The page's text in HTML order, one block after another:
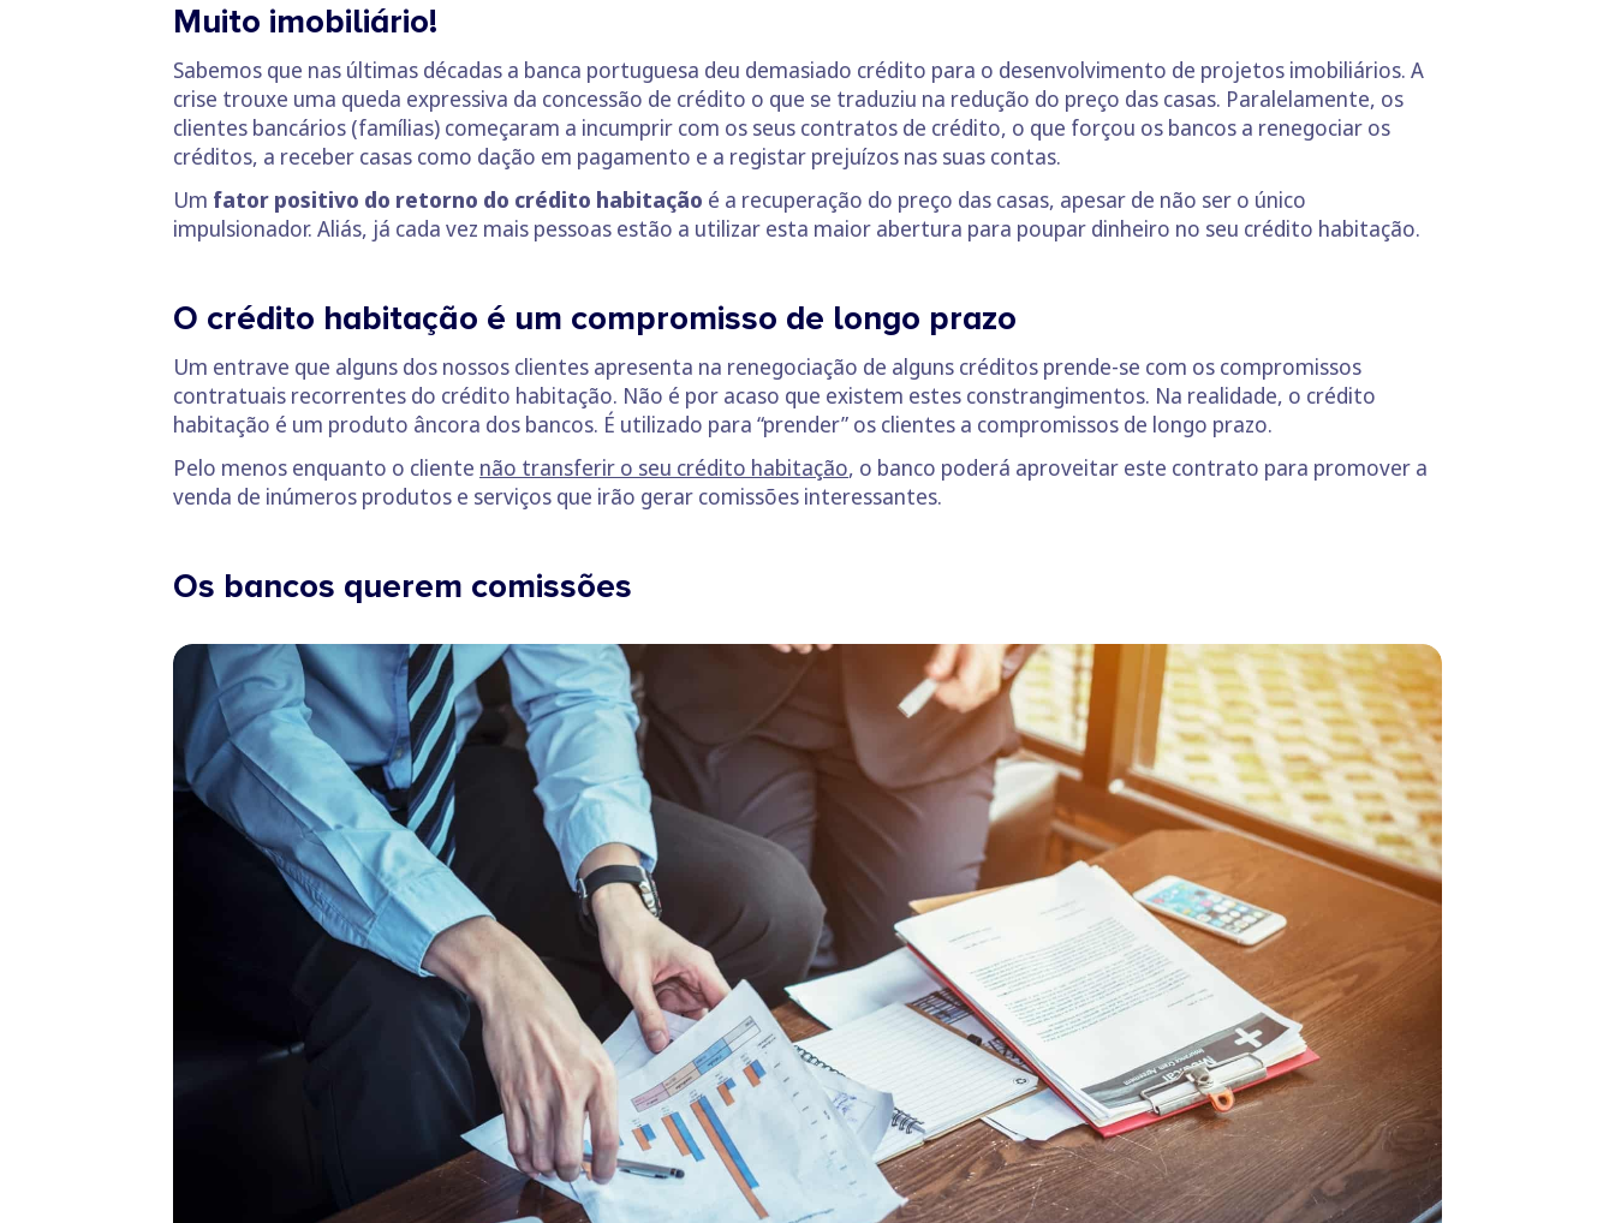
Muito imobiliário!
Sabemos que nas últimas décadas a banca portuguesa deu demasiado crédito para o desenvolvimento de projetos imobiliários. A
crise trouxe uma queda expressiva da concessão de crédito o que se traduziu na redução do preço das casas. Paralelamente, os
clientes bancários (famílias) começaram a incumprir com os seus contratos de crédito, o que forçou os bancos a renegociar os
créditos, a receber casas como dação em pagamento e a registar prejuízos nas suas contas.
Um fator positivo do retorno do crédito habitação é a recuperação do preço das casas, apesar de não ser o único
impulsionador. Aliás, já cada vez mais pessoas estão a utilizar esta maior abertura para poupar dinheiro no seu crédito habitação.
O crédito habitação é um compromisso de longo prazo
Um entrave que alguns dos nossos clientes apresenta na renegociação de alguns créditos prende-se com os compromissos
contratuais recorrentes do crédito habitação. Não é por acaso que existem estes constrangimentos. Na realidade, o crédito
habitação é um produto âncora dos bancos. É utilizado para “prender” os clientes a compromissos de longo prazo.
Pelo menos enquanto o cliente não transferir o seu crédito habitação, o banco poderá aproveitar este contrato para promover a
venda de inúmeros produtos e serviços que irão gerar comissões interessantes.
Os bancos querem comissões